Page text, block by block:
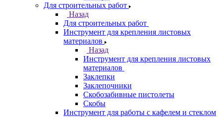
Для строительных работ
Назад
Для строительных работ
Инструмент для крепления листовых
материалов
Назад
Инструмент для крепления листовых
материалов
Заклепки
Заклепочники
Скобозабивные пистолеты
Скобы
Инструмент для работы с кафелем и стеклом